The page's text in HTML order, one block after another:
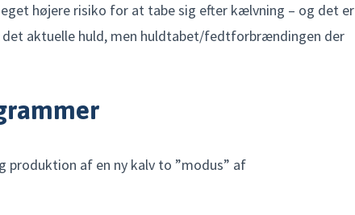
højere risiko for at tabe sig efter kælvning – og det er
det aktuelle huld, men huldtabet/fedtforbrændingen der
af en ny kalv to ”modus” af